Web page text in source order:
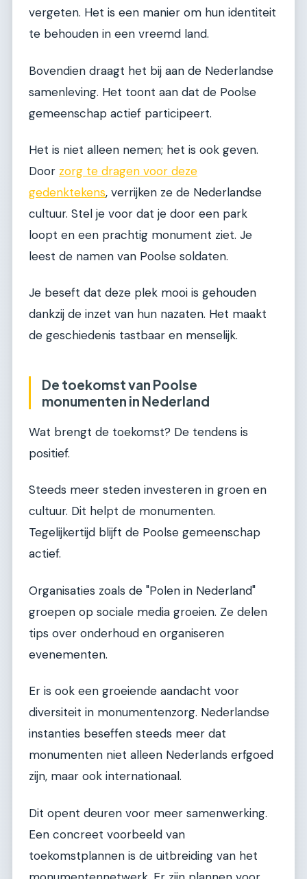
vergeten. Het is een manier om hun identiteit
te behouden in een vreemd land.
Bovendien draagt het bij aan de Nederlandse
samenleving. Het toont aan dat de Poolse
gemeenschap actief participeert.
Het is niet alleen nemen; het is ook geven.
Door zorg te dragen voor deze
gedenktekens, verrijken ze de Nederlandse
cultuur. Stel je voor dat je door een park
loopt en een prachtig monument ziet. Je
leest de namen van Poolse soldaten.
Je beseft dat deze plek mooi is gehouden
dankzij de inzet van hun nazaten. Het maakt
de geschiedenis tastbaar en menselijk.
De toekomst van Poolse
monumenten in Nederland
Wat brengt de toekomst? De tendens is
positief.
Steeds meer steden investeren in groen en
cultuur. Dit helpt de monumenten.
Tegelijkertijd blijft de Poolse gemeenschap
actief.
Organisaties zoals de "Polen in Nederland"
groepen op sociale media groeien. Ze delen
tips over onderhoud en organiseren
evenementen.
Er is ook een groeiende aandacht voor
diversiteit in monumentenzorg. Nederlandse
instanties beseffen steeds meer dat
monumenten niet alleen Nederlands erfgoed
zijn, maar ook internationaal.
Dit opent deuren voor meer samenwerking.
Een concreet voorbeeld van
toekomstplannen is de uitbreiding van het